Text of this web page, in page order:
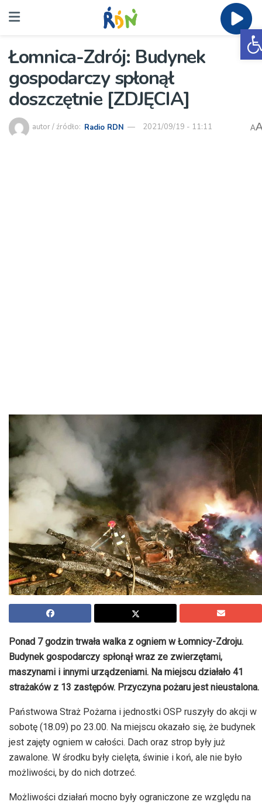
Łomnica-Zdrój: Budynek
gospodarczy spłonął
doszczętnie [ZDJĘCIA]
autor / źródło: Radio RDN 2021/09/19 - 11:11 A
Ponad 7 godzin trwała walka z ogniem w Łomnicy-Zdroju.
Budynek gospodarczy spłonął wraz ze zwierzętami,
maszynami i innymi urządzeniami. Na miejscu działało 41
strażaków z 13 zastępów. Przyczyna pożaru jest nieustalona.
Państwowa Straż Pożarna i jednostki OSP ruszyły do akcji w
sobotę (18.09) po 23.00. Na miejscu okazało się, że budynek
jest zajęty ogniem w całości. Dach oraz strop były już
zawalone. W środku były cielęta, świnie i koń, ale nie było
możliwości, by do nich dotrzeć.
Możliwości działań mocno były ograniczone ze względu na